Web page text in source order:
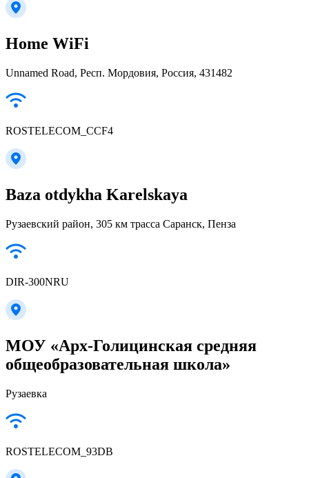
Home WiFi
Unnamed Road, Респ. Мордовия, Россия, 431482
ROSTELECOM_CCF4
Baza otdykha Karelskaya
Рузаевский район, 305 км трасса Саранск, Пенза
DIR-300NRU
МОУ «Арх-Голицинская средняя
общеобразовательная школа»
Рузаевка
ROSTELECOM_93DB